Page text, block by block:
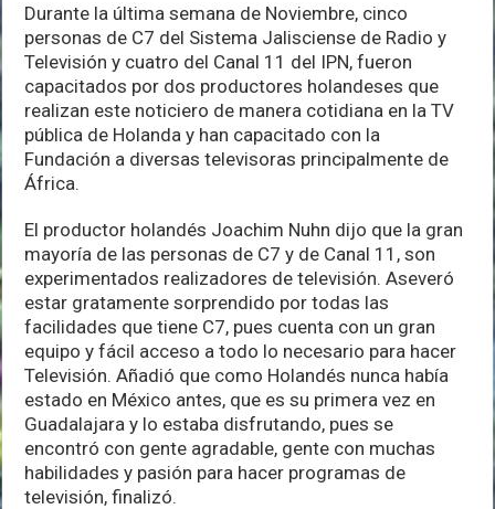
Durante la última semana de Noviembre, cinco
personas de C7 del Sistema Jalisciense de Radio y
Televisión y cuatro del Canal 11 del IPN, fueron
capacitados por dos productores holandeses que
realizan este noticiero de manera cotidiana en la TV
pública de Holanda y han capacitado con la
Fundación a diversas televisoras principalmente de
África.
El productor holandés Joachim Nuhn dijo que la gran
mayoría de las personas de C7 y de Canal 11, son
experimentados realizadores de televisión. Aseveró
estar gratamente sorprendido por todas las
facilidades que tiene C7, pues cuenta con un gran
equipo y fácil acceso a todo lo necesario para hacer
Televisión. Añadió que como Holandés nunca había
estado en México antes, que es su primera vez en
Guadalajara y lo estaba disfrutando, pues se
encontró con gente agradable, gente con muchas
habilidades y pasión para hacer programas de
televisión, finalizó.